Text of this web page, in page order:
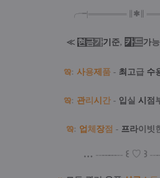
╭╼|═══════ ✱ ══
≪ 현 금가기 준, 카드 가능
ఇ: 사용제 품 - 최 고급 수
ఇ: 관리 시 간 - 입 실 시 점
ఇ: 업 체 장점 - 프라이빗
… --------- ꒰ ♡ ꒱ --